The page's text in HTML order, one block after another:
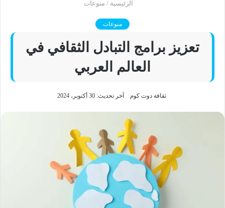
الرئيسية / منوعات
منوعات
تعزيز برامج التبادل الثقافي في
العالم العربي
ثقافة دوت كوم آخر تحديث: 30 أكتوبر، 2024